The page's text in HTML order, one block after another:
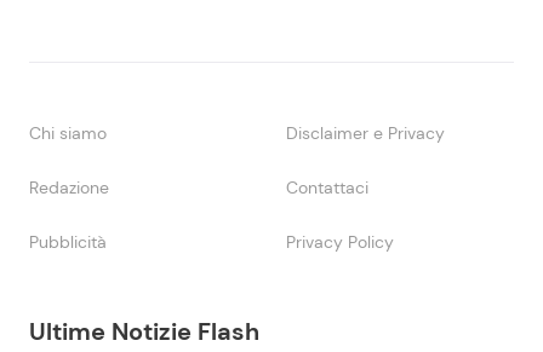
Ultime Notizie Flash
Chi siamo Disclaimer e Privacy
Redazione Contattaci
Pubblicità Privacy Policy